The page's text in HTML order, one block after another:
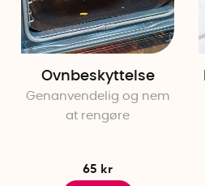
Ovnbeskyttelse
Genanvendelig og nem
at rengøre
65 kr